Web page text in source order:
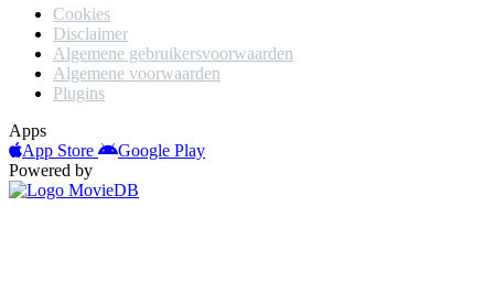
Cookies
Disclaimer
Algemene gebruikersvoorwaarden
Algemene voorwaarden
Plugins
Apps
App Store
Google Play
Powered by